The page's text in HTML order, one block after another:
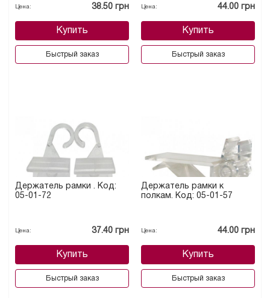
Цена: 38.50 грн
Купить
Быстрый заказ
Цена: 44.00 грн
Купить
Быстрый заказ
Держатель рамки . Код:
05-01-72
Цена: 37.40 грн
Купить
Быстрый заказ
Держатель рамки к
полкам. Код: 05-01-57
Цена: 44.00 грн
Купить
Быстрый заказ